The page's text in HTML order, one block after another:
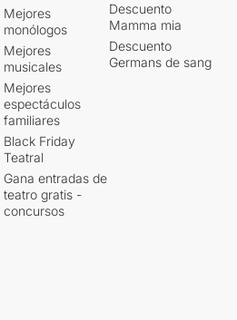
Mejores
monólogos
Mejores
musicales
Mejores
espectáculos
familiares
Black Friday
Teatral
Gana entradas de
teatro gratis -
concursos
Descuento
Mamma mia
Descuento
Germans de sang